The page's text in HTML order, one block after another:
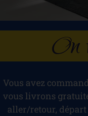
On
Vous avez
vous livrons
aller/retour,